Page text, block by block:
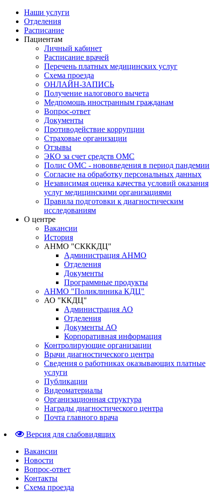
Наши услуги
Отделения
Расписание
Пациентам
Личный кабинет
Расписание врачей
Перечень платных медицинских услуг
Схема проезда
ОНЛАЙН-ЗАПИСЬ
Получение налогового вычета
Медпомощь иностранным гражданам
Вопрос-ответ
Документы
Противодействие коррупции
Страховые организации
Отзывы
ЭКО за счет средств ОМС
Полис ОМС - нововведения в период пандемии
Согласие на обработку персональных данных
Независимая оценка качества условий оказания
услуг медицинскими организациями
Правила подготовки к диагностическим
исследованиям
О центре
Вакансии
История
АНМО "СКККДЦ"
Администрация АНМО
Отделения
Документы
Программные продукты
АНМО "Поликлиника КДЦ"
АО "ККДЦ"
Администрация АО
Отделения
Документы АО
Корпоративная информация
Контролирующие организации
Врачи диагностического центра
Сведения о работниках оказывающих платные
услуги
Публикации
Видеоматериалы
Организационная структура
Награды диагностического центра
Почта главного врача
Версия для слабовидящих
Вакансии
Новости
Вопрос-ответ
Контакты
Схема проезда